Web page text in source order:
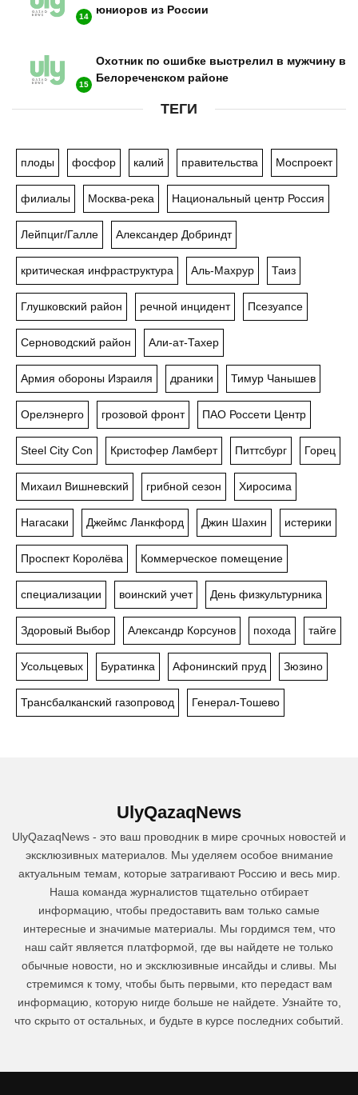
14
юниоров из России
15
Охотник по ошибке выстрелил в мужчину в
Белореченском районе
ТЕГИ
плоды фосфор калий правительства Моспроект
филиалы Москва-река Национальный центр Россия
Лейпциг/Галле Александер Добриндт
критическая инфраструктура Аль-Махрур Таиз
Глушковский район речной инцидент Псезуапсе
Серноводский район Али-ат-Тахер
Армия обороны Израиля драники Тимур Чанышев
Орелэнерго грозовой фронт ПАО Россети Центр
Steel City Con Кристофер Ламберт Питтсбург Горец
Михаил Вишневский грибной сезон Хиросима
Нагасаки Джеймс Ланкфорд Джин Шахин истерики
Проспект Королёва Коммерческое помещение
специализации воинский учет День физкультурника
Здоровый Выбор Александр Корсунов похода тайге
Усольцевых Буратинка Афонинский пруд Зюзино
Трансбалканский газопровод Генерал-Тошево
UlyQazaqNews
UlyQazaqNews - это ваш проводник в мире срочных новостей и
эксклюзивных материалов. Мы уделяем особое внимание
актуальным темам, которые затрагивают Россию и весь мир.
Наша команда журналистов тщательно отбирает
информацию, чтобы предоставить вам только самые
интересные и значимые материалы. Мы гордимся тем, что
наш сайт является платформой, где вы найдете не только
обычные новости, но и эксклюзивные инсайды и сливы. Мы
стремимся к тому, чтобы быть первыми, кто передаст вам
информацию, которую нигде больше не найдете. Узнайте то,
что скрыто от остальных, и будьте в курсе последних событий.